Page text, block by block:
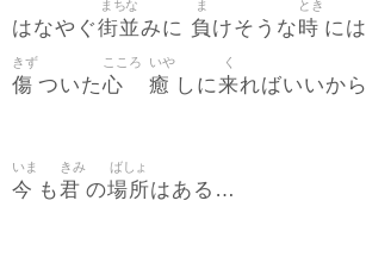
はなやぐ街並
まちな
みに 負
ま
けそうな時
とき
には
傷
きず
ついた心
こころ
癒
いや
しに来
く
ればいいから
今
いま
も君
きみ
の場所
ばしょ
はある…